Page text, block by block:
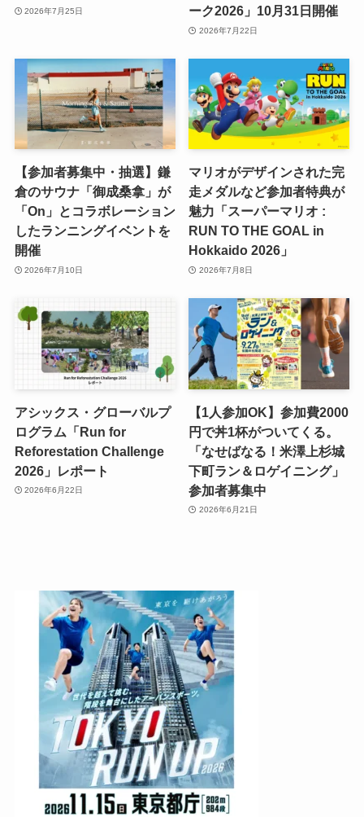
2026年7月25日
ーク2026」10月31日開催
2026年7月22日
【参加者募集中・抽選】鎌
倉のサウナ「御成桑拿」が
「On」とコラボレーション
したランニングイベントを
開催
2026年7月10日
マリオがデザインされた完
走メダルなど参加者特典が
魅力「スーパーマリオ :
RUN TO THE GOAL in
Hokkaido 2026」
2026年7月8日
アシックス・グローバルプ
ログラム「Run for
Reforestation Challenge
2026」レポート
2026年6月22日
【1人参加OK】参加費2000
円で丼1杯がついてくる。
「なせばなる！米澤上杉城
下町ラン＆ロゲイニング」
参加者募集中
2026年6月21日